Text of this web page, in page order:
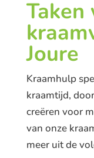
Taken
Joure
Kraamhulp
kraamtijd,
creëren voor
van onze
meer uit de